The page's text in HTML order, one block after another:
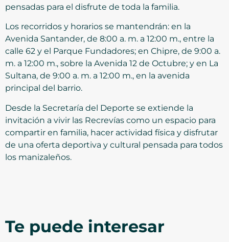
pensadas para el disfrute de toda la familia.
Los recorridos y horarios se mantendrán: en la
Avenida Santander, de 8:00 a. m. a 12:00 m., entre la
calle 62 y el Parque Fundadores; en Chipre, de 9:00 a.
m. a 12:00 m., sobre la Avenida 12 de Octubre; y en La
Sultana, de 9:00 a. m. a 12:00 m., en la avenida
principal del barrio.
Desde la Secretaría del Deporte se extiende la
invitación a vivir las Recrevías como un espacio para
compartir en familia, hacer actividad física y disfrutar
de una oferta deportiva y cultural pensada para todos
los manizaleños.
Te puede interesar